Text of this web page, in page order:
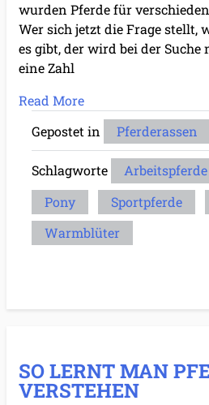
wurden Pferde für
Wer sich jetzt die Frage stellt,
es gibt, der wird bei der
eine Zahl
Read More
Gepostet in
Pferderassen
Schlagworte Arbeitspferde
Pony
Sportpferde
Warmblüter
SO LERNT MAN
VERSTEHEN